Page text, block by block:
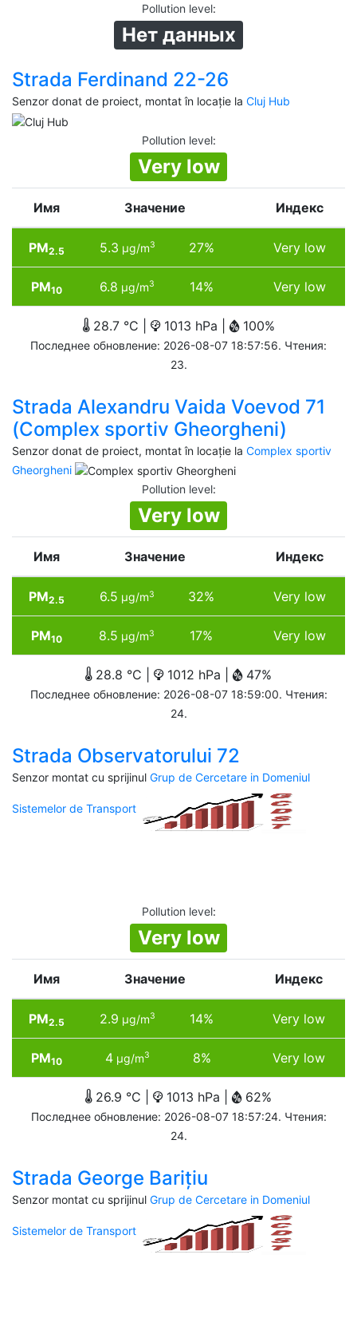
Pollution level:
Нет данных
Strada Ferdinand 22-26
Senzor donat de proiect, montat în locație la Cluj Hub
Pollution level:
Very low
Имя Значение Индекс
PM2.5 5.3 µg/m3 27% Very low
PM10 6.8 µg/m3 14% Very low
28.7 °C | 1013 hPa | 100%
Последнее обновление: 2026-08-07 18:57:56. Чтения:
23.
Strada Alexandru Vaida Voevod 71
(Complex sportiv Gheorgheni)
Senzor donat de proiect, montat în locație la Complex sportiv
Gheorgheni
Pollution level:
Very low
Имя Значение Индекс
PM2.5 6.5 µg/m3 32% Very low
PM10 8.5 µg/m3 17% Very low
28.8 °C | 1012 hPa | 47%
Последнее обновление: 2026-08-07 18:59:00. Чтения:
24.
Strada Observatorului 72
Senzor montat cu sprijinul Grup de Cercetare in Domeniul
Sistemelor de Transport
Pollution level:
Very low
Имя Значение Индекс
PM2.5 2.9 µg/m3 14% Very low
PM10 4 µg/m3 8% Very low
26.9 °C | 1013 hPa | 62%
Последнее обновление: 2026-08-07 18:57:24. Чтения:
24.
Strada George Barițiu
Senzor montat cu sprijinul Grup de Cercetare in Domeniul
Sistemelor de Transport